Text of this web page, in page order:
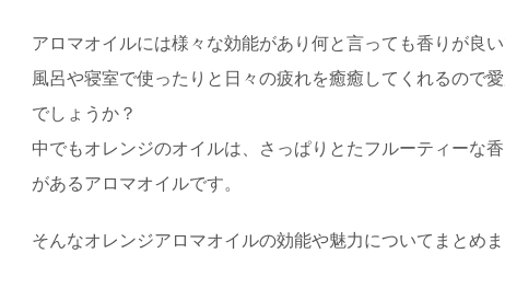
アロマオイルには様々な効能があり何と言っても香りが良
風呂や寝室で使ったりと日々の疲れを癒癒してくれるので
でしょうか？
中でもオレンジのオイルは、さっぱりとたフルーティーな
があるアロマオイルです。
そんなオレンジアロマオイルの効能や魅力についてまとめま